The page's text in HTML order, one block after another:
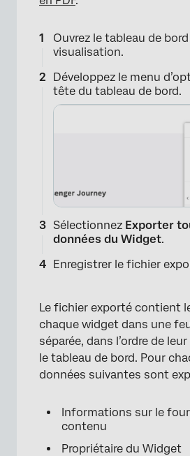
Ouvrez le tableau de
visualisation.
Développez le menu
tête du tableau de bord.
Sélectionnez Exporter
données du Widget.
Enregistrer le fichier
Le fichier exporté contient
chaque widget dans une
séparée, dans l’ordre de
le tableau de bord. Pour
données suivantes sont
Informations sur le
contenu
Propriétaire du Widget